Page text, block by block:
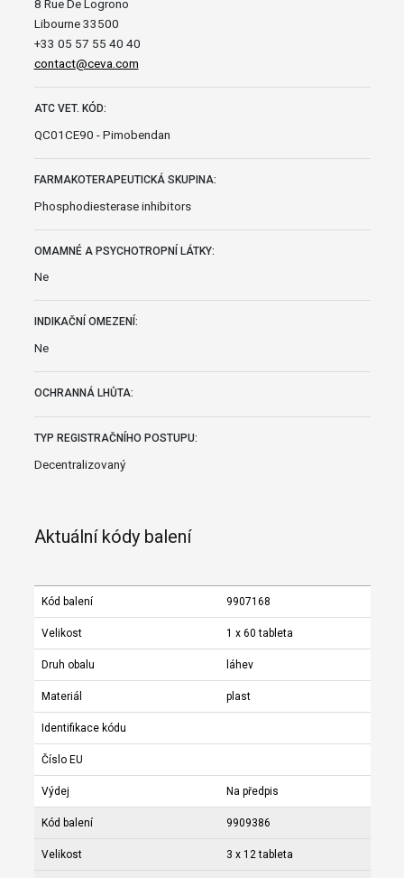
8 Rue De Logrono
Libourne 33500
+33 05 57 55 40 40
contact@ceva.com
ATC VET. KÓD:
QC01CE90 - Pimobendan
FARMAKOTERAPEUTICKÁ SKUPINA:
Phosphodiesterase inhibitors
OMAMNÉ A PSYCHOTROPNÍ LÁTKY:
Ne
INDIKAČNÍ OMEZENÍ:
Ne
OCHRANNÁ LHŮTA:
TYP REGISTRAČNÍHO POSTUPU:
Decentralizovaný
Aktuální kódy balení
Kód balení 9907168
Velikost 1 x 60 tableta
Druh obalu láhev
Materiál plast
Identifikace kódu
Číslo EU
Výdej Na předpis
Kód balení 9909386
Velikost 3 x 12 tableta